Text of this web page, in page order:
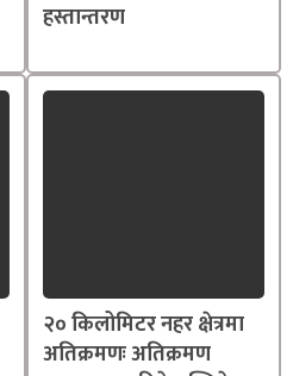
हस्तान्तरण
२० किलोमिटर नहर क्षेत्रमा
अतिक्रमणः अतिक्रमण